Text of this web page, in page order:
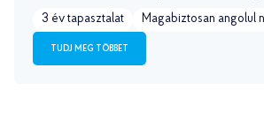
3 év tapasztalat Magabiztosan angolul
TUDJ MEG TÖBBET